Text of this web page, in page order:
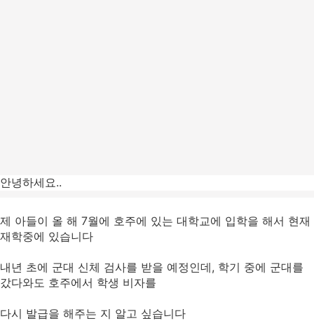
안녕하세요..
제 아들이 올 해 7월에 호주에 있는 대학교에 입학을 해서 현재
재학중에 있습니다
내년 초에 군대 신체 검사를 받을 예정인데, 학기 중에 군대를
갔다와도 호주에서 학생 비자를
다시 발급을 해주는 지 알고 싶습니다